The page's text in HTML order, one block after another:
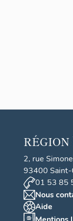
RÉGION
2, rue
93400 Saint-
01 53 85
Nous
Aide